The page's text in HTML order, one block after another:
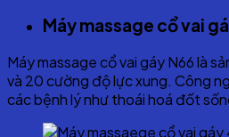
Máy massage cổ vai
Máy massage cổ vai gáy N66 là
và 20 cường độ lực xung. Công
các bệnh lý như thoái hoá đốt